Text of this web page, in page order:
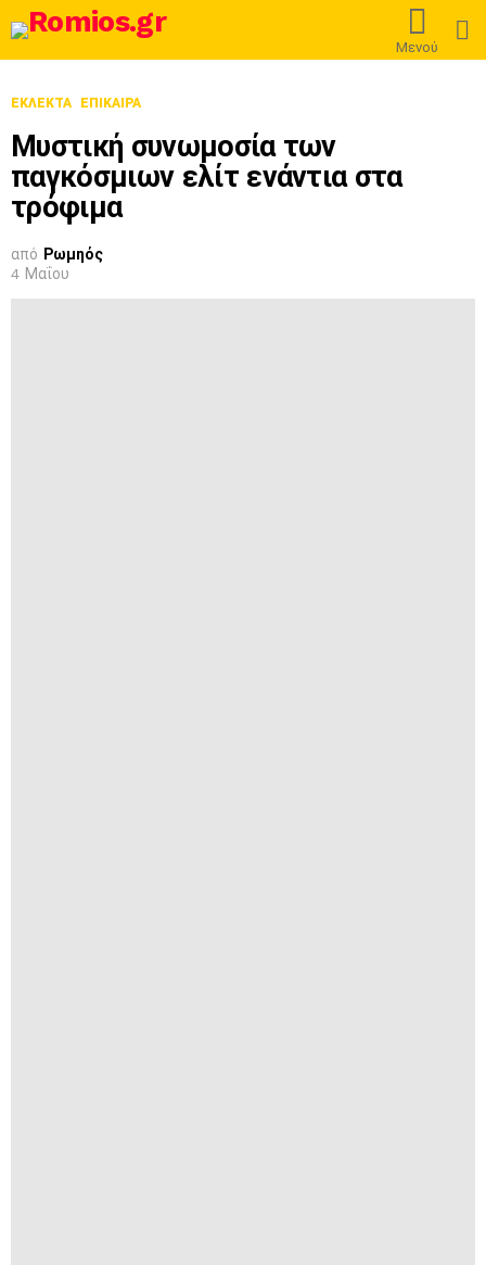
Μενού
ΕΚΛΕΚΤΆ ΕΠΊΚΑΙΡΑ
Μυστική συνωμοσία των
παγκόσμιων ελίτ ενάντια στα
τρόφιμα
από Ρωμηός
4 Μαΐου